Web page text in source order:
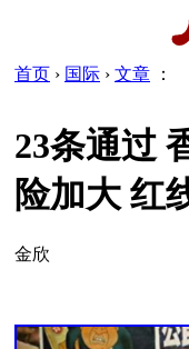
首页 › 国际 › 文章 ：
23条通过
险加大 红
金欣